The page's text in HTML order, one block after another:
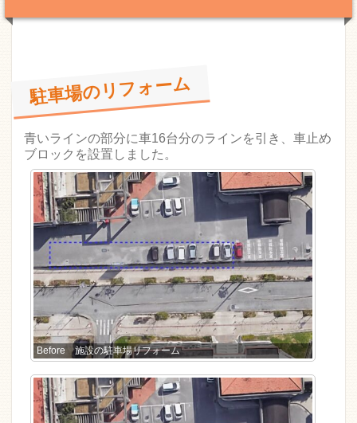
駐車場のリフォーム
青いラインの部分に車16台分のラインを引き、車止め
ブロックを設置しました。
Before 施設の駐車場リフォーム